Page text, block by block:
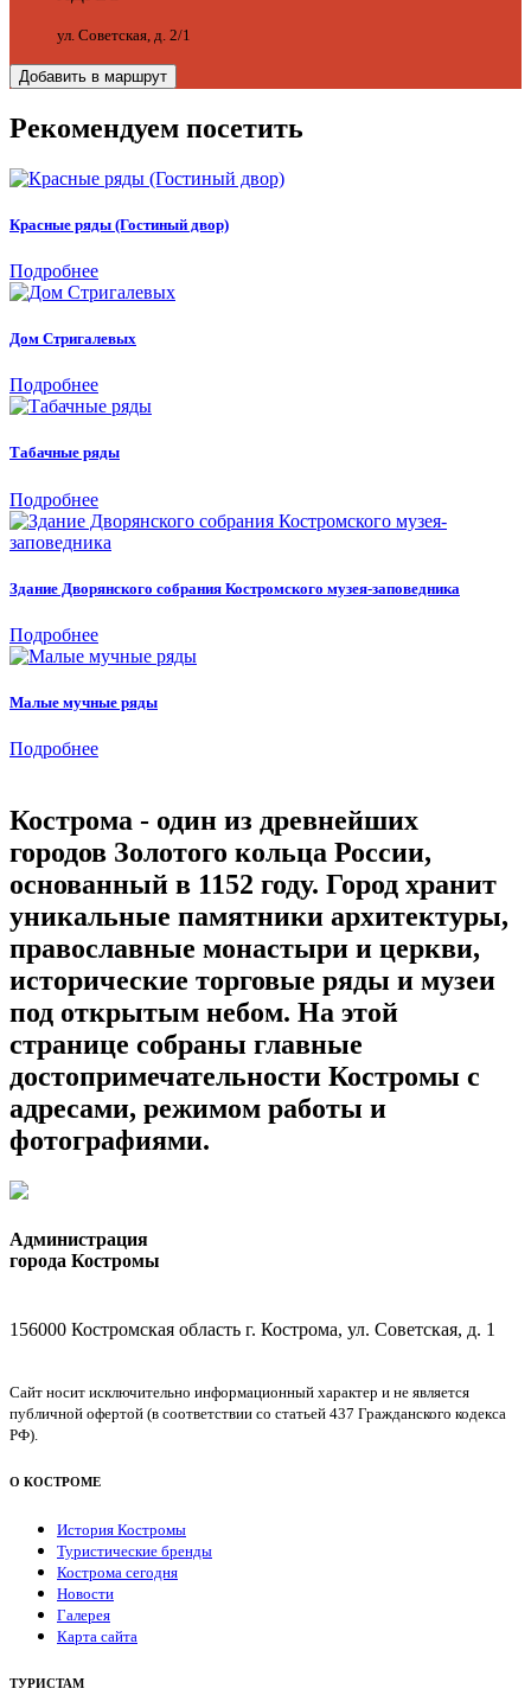
ул. Советская, д. 2/1
Добавить в маршрут
Рекомендуем посетить
Красные ряды (Гостиный двор)
Подробнее
Дом Стригалевых
Подробнее
Табачные ряды
Подробнее
Здание Дворянского собрания Костромского музея-заповедника
Подробнее
Малые мучные ряды
Подробнее
Кострома - один из древнейших
городов Золотого кольца России,
основанный в 1152 году. Город хранит
уникальные памятники архитектуры,
православные монастыри и церкви,
исторические торговые ряды и музеи
под открытым небом. На этой
странице собраны главные
достопримечательности Костромы с
адресами, режимом работы и
фотографиями.
Администрация
города Костромы
156000 Костромская область г. Кострома, ул. Советская, д. 1
Сайт носит исключительно информационный характер и не является
публичной офертой (в соответствии со статьей 437 Гражданского кодекса
РФ).
О КОСТРОМЕ
История Костромы
Туристические бренды
Кострома сегодня
Новости
Галерея
Карта сайта
ТУРИСТАМ